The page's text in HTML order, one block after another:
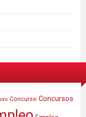
Concurso Concursos